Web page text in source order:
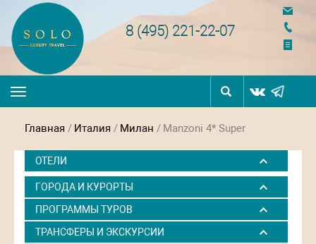
8 (495) 221-22-07
Toggle
navigation
Главная / Италия / Милан / Manzoni 4* Super
ОТЕЛИ
ГОРОДА И КУРОРТЫ
ПРОГРАММЫ ТУРОВ
ТРАНСФЕРЫ И ЭКСКУРСИИ